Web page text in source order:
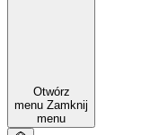
Otwórz
menu Zamknij
menu